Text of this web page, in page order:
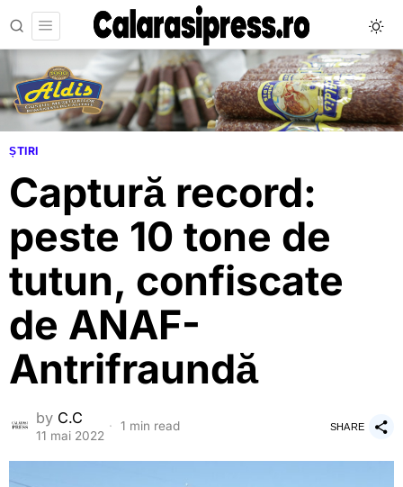
ȘTIRI
Captură record:
peste 10 tone de
tutun, confiscate
de ANAF-
Antrifraundă
by C.C
11 mai 2022
1 min read SHARE